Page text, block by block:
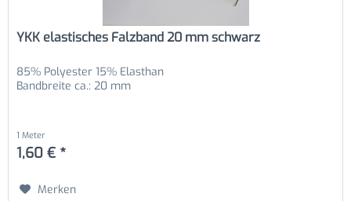
YKK elastisches Falzband 20 mm schwarz
85% Polyester 15% Elasthan
Bandbreite ca.: 20 mm
1 Meter
1,60 € *
Merken